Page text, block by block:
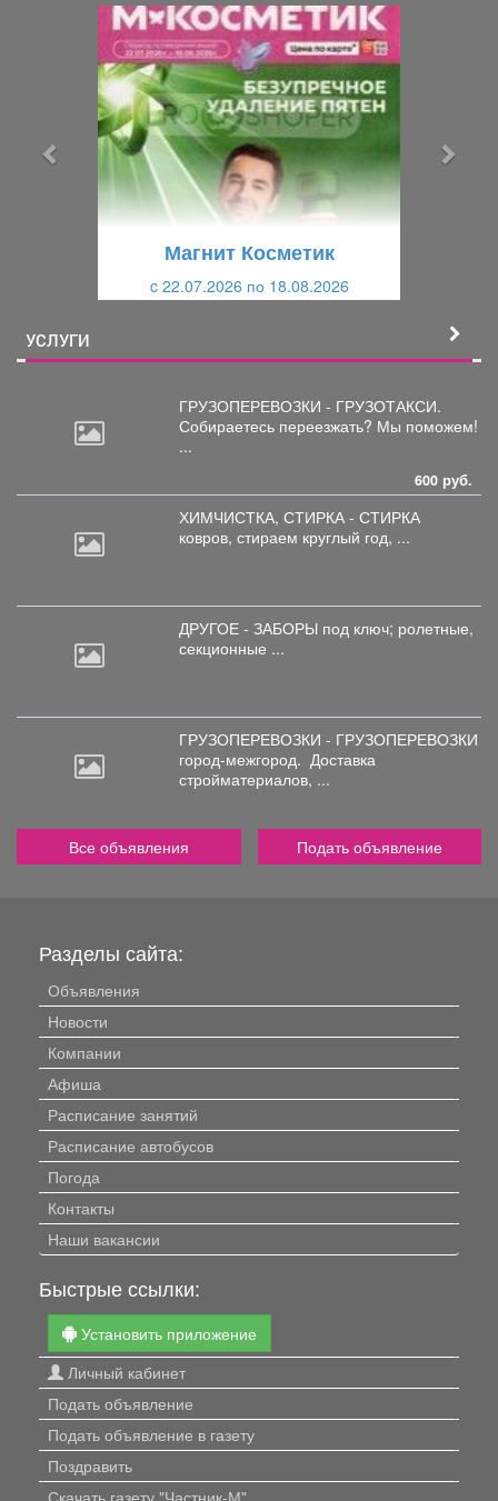
Магнит Косметик
c 22.07.2026 по 18.08.2026
УСЛУГИ
ГРУЗОПЕРЕВОЗКИ - ГРУЗОТАКСИ.
Собираетесь переезжать? Мы поможем!
...
600 руб.
ХИМЧИСТКА, СТИРКА - СТИРКА
ковров, стираем круглый год, ...
ДРУГОЕ - ЗАБОРЫ под ключ; ролетные,
секционные ...
ГРУЗОПЕРЕВОЗКИ - ГРУЗОПЕРЕВОЗКИ
город-межгород. Доставка
стройматериалов, ...
Все объявления Подать объявление
Разделы сайта:
Объявления
Новости
Компании
Афиша
Расписание занятий
Расписание автобусов
Погода
Контакты
Наши вакансии
Быстрые ссылки:
Установить приложение
Личный кабинет
Подать объявление
Подать объявление в газету
Поздравить